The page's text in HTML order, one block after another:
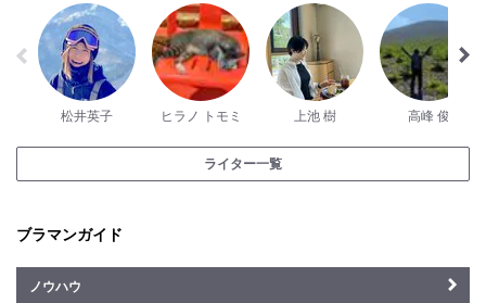
松井英子 ヒラノ トモミ 上池 樹 高峰 俊
ライター一覧
ブラマンガイド
ノウハウ